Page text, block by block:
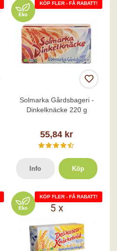
KÖP FLER - FÅ RABATT!
Solmarka Gårdsbageri -
Dinkelknäcke 220 g
55,84 kr
Info Köp
KÖP FLER - FÅ RABATT!